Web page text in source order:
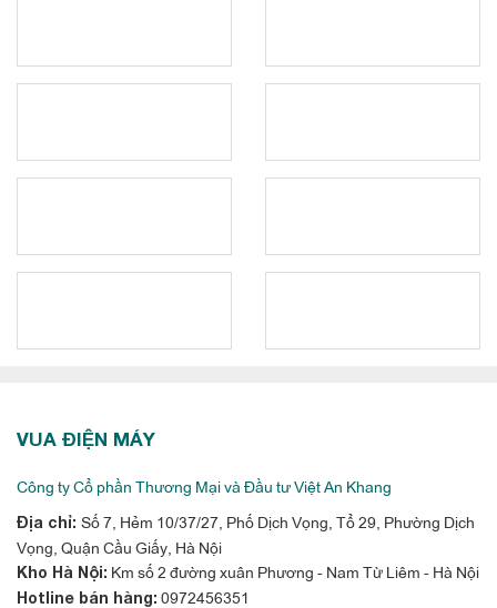
VUA ĐIỆN MÁY
Công ty Cổ phần Thương Mại và Đầu tư Việt An Khang
Địa chỉ: Số 7, Hẻm 10/37/27, Phố Dịch Vọng, Tổ 29, Phường Dịch
Vọng, Quận Cầu Giấy, Hà Nội
Kho Hà Nội: Km số 2 đường xuân Phương - Nam Từ Liêm - Hà Nội
Hotline bán hàng: 0972456351